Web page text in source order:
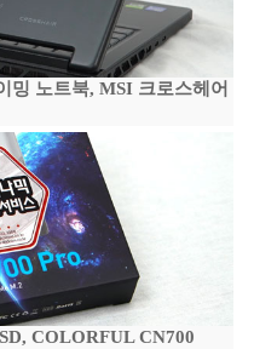
밍 노트북, MSI 크로스헤어
COLORFUL CN700